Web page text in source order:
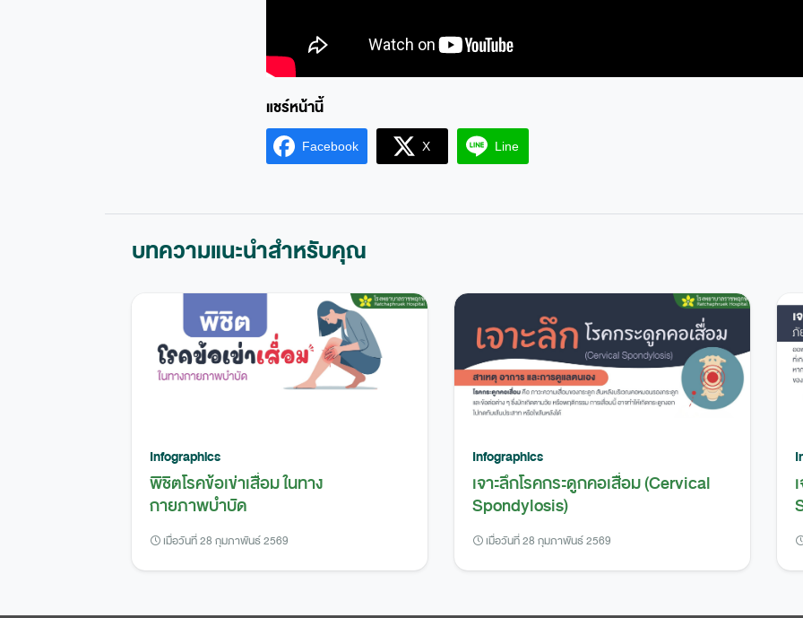
Facebook X Line
บทความแนะนำสำหรับคุณ
Infographics
พิชิตโรคข้อเข่าเสื่อม ในทาง
กายภาพบำบัด
เมื่อวันที่ 28 กุมภาพันธ์ 2569
Infographics
เจาะลึกโรคกระดูกคอเสื่อม (Cervical
Spondylosis)
เมื่อวันที่ 28 กุมภาพันธ์ 2569